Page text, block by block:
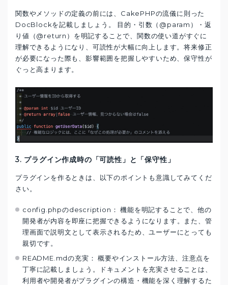
関数やメソッドの定義の前には、CakePHPの流儀に則った
DocBlockを記載しましょう。 目的・引数（@param）・返
り値（@return）を明記することで、関数の使い道がすぐに
理解できるようになり、可読性が大幅に向上します。将来修正
が必要になった際も、影響範囲を把握しやすいため、保守性が
ぐっと高まります。
3. プラグイン作成時の「可読性」と「保守性」
プラグインを作るときは、以下のポイントも意識してみてくだ
さい。
config.phpのdescription： 機能を明記することで、他の
開発者が内容を即座に把握できるようになります。また、管
理画面で説明文として表示されるため、ユーザーにとっても
親切です。
README.mdの充実： 概要やインストール方法、注意点を
丁寧に記載しましょう。ドキュメントを充実させることは、
利用者や開発者がプラグインの構造・機能を深く理解するた